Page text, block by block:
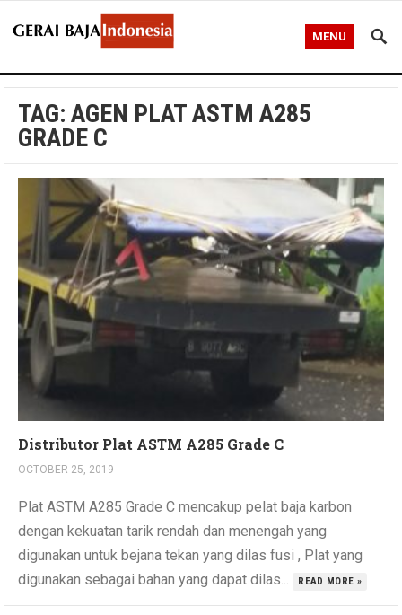
MENU
TAG:AGEN PLAT ASTM A285
GRADE C
Distributor Plat ASTM A285 Grade C
OCTOBER 25, 2019
Plat ASTM A285 Grade C mencakup pelat baja karbon
dengan kekuatan tarik rendah dan menengah yang
digunakan untuk bejana tekan yang dilas fusi , Plat yang
digunakan sebagai bahan yang dapat dilas...
READ MORE »